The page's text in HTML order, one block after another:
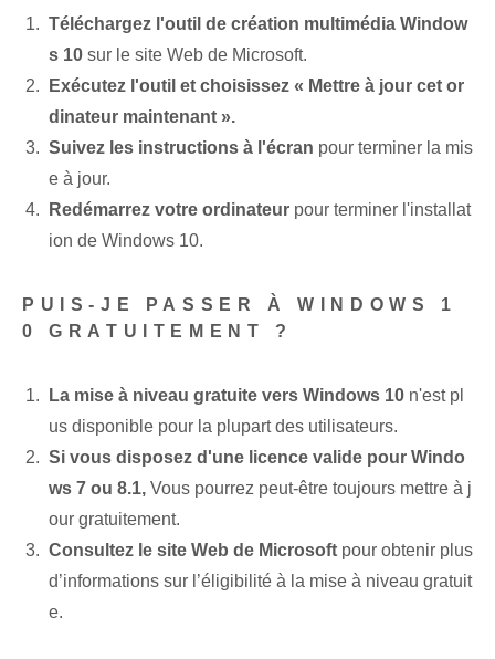
Téléchargez l'outil de création multimédia ‌Window
s‍ 10 sur le site Web de Microsoft.
Exécutez l'outil⁤ et ⁢choisissez « Mettre à jour cet or
dinateur maintenant ».
Suivez les instructions à l'écran pour terminer‌ la mis
e à jour.
Redémarrez votre ordinateur pour ⁢terminer ⁤l'installat
ion de Windows⁤ 10.
PUIS-JE PASSER À WINDOWS 1
0 GRATUITEMENT ?
La mise à niveau gratuite vers Windows 10 ⁢n'est pl
us disponible‌ pour‌ la plupart‌ des utilisateurs.
Si vous disposez d'une licence valide pour Windo
ws 7 ou 8.1, Vous pourrez peut-être toujours mettre à j
our gratuitement.
Consultez le site Web de Microsoft⁤ pour obtenir plus
d’informations sur l’éligibilité à la mise à niveau gratuit
e.